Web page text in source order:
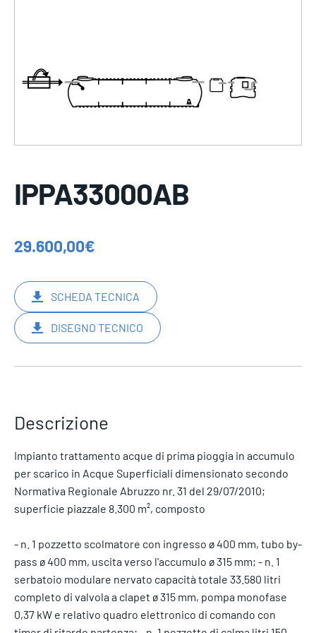
IPPA33000AB
29.600,00€
SCHEDA TECNICA
DISEGNO TECNICO
Descrizione
Impianto trattamento acque di prima pioggia in accumulo
per scarico in Acque Superficiali dimensionato secondo
Normativa Regionale Abruzzo nr. 31 del 29/07/2010;
superficie piazzale 8.300 m², composto
- n. 1 pozzetto scolmatore con ingresso ø 400 mm, tubo by-
pass ø 400 mm, uscita verso l'accumulo ø 315 mm; - n. 1
serbatoio modulare nervato capacità totale 33.580 litri
completo di valvola a clapet ø 315 mm, pompa monofase
0,37 kW e relativo quadro elettronico di comando con